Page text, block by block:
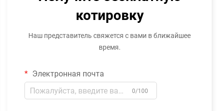
котировку
Наш представитель свяжется с вами в ближайшее
время.
Электронная почта
0/100